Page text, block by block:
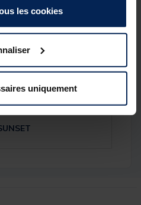
les cookies
uniquement